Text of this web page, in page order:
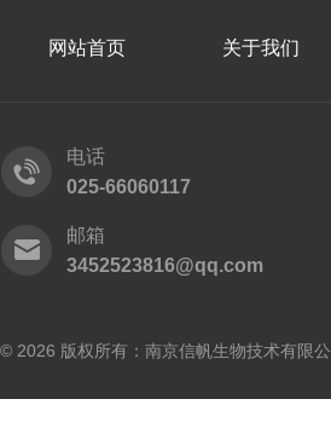
网站首页 关于我们
电话
025-66060117
邮箱
3452523816@qq.com
© 2026 版权所有：南京信帆生物技术有限